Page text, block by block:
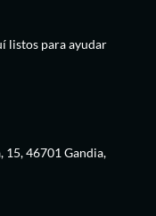
listos para ayudar
15, 46701 Gandia,